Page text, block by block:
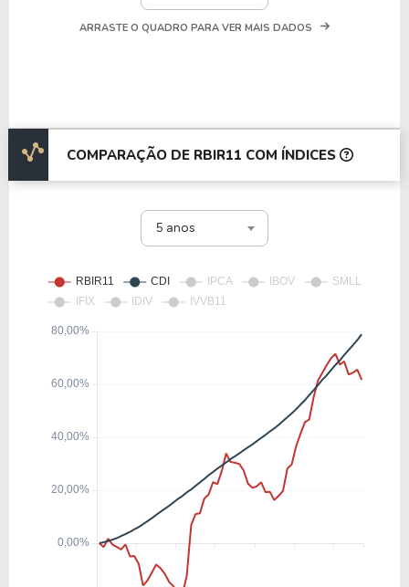
ARRASTE O QUADRO PARA VER MAIS DADOS
COMPARAÇÃO DE RBIR11 COM ÍNDICES
5 anos